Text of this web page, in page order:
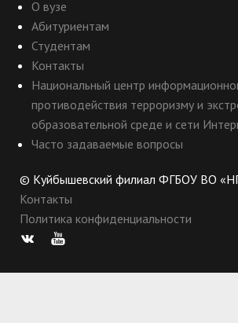
О вузе
Абитуриентам
Студентам
Контакты
Национальный центр
противодействия терроризму и
образовательной среде и сети
Часто задаваемые вопросы
© Куйбышевский филиал ФГБОУ ВО
Контакты
Политика конфиденциальности